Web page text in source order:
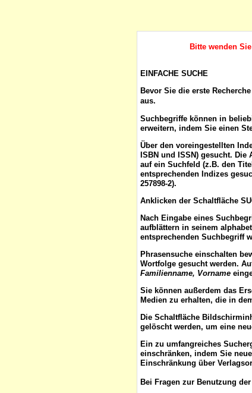
Bitte wenden
EINFACHE SUCHE
Bevor Sie die erste
aus.
Suchbegriffe können in
erweitern, indem Sie einen
Über den voreingestellten
ISBN und ISSN) gesucht.
auf ein Suchfeld (z.B. den
entsprechenden Indizes
257898-2).
Anklicken der Schaltfläche
Nach Eingabe eines
aufblättern in seinem
entsprechenden Suchbegriff
Phrasensuche einschalten
Wortfolge gesucht werden.
Familienname, Vorname
Sie können außerdem das
Medien zu erhalten, die in
Die Schaltfläche
gelöscht werden, um eine
Ein zu umfangreiches
einschränken, indem Sie
Einschränkung über
Bei Fragen zur Benutzung